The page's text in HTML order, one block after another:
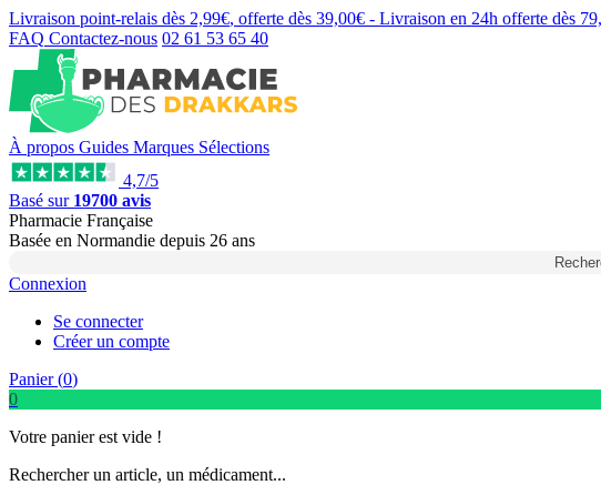
Livraison point-relais dès 2,99€, offerte dès 39,00€ - Livraison en 24h offerte dès
FAQ Contactez-nous 02 61 53 65 40
À propos Guides Marques Sélections
4,7/5
Basé sur 19700 avis
Pharmacie Française
Basée en Normandie depuis 26 ans
Connexion
Se connecter
Créer un compte
Panier (0)
0
Votre panier est vide !
Rechercher un article, un médicament...